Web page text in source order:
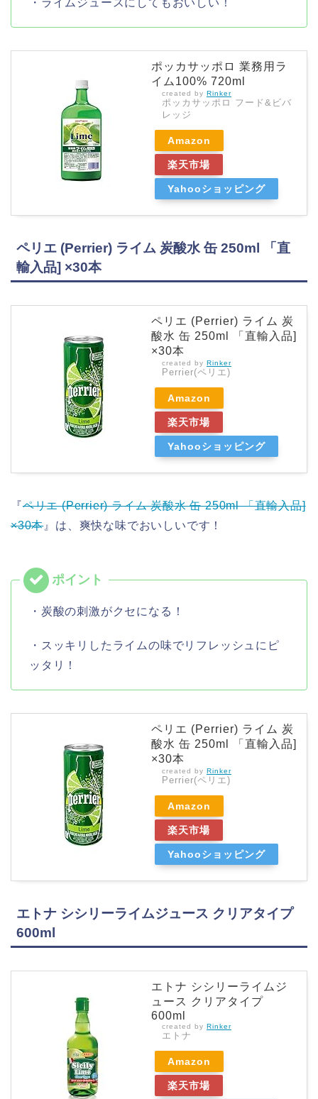
・ライムジュースにしてもおいしい！
ポッカサッポロ 業務用ラ
イム100% 720ml
created by Rinker
ポッカサッポロ フード&ビバ
レッジ
Amazon
楽天市場
Yahooショッピング
ペリエ (Perrier) ライム 炭酸水 缶 250ml 「直
輸入品] ×30本
ペリエ (Perrier) ライム 炭
酸水 缶 250ml 「直輸入品]
×30本
created by Rinker
Perrier(ペリエ)
Amazon
楽天市場
Yahooショッピング
『ペリエ (Perrier) ライム 炭酸水 缶 250ml 「直輸入品]
×30本』は、爽快な味でおいしいです！
・炭酸の刺激がクセになる！
・スッキリしたライムの味でリフレッシュにピ
ッタリ！
ペリエ (Perrier) ライム 炭
酸水 缶 250ml 「直輸入品]
×30本
created by Rinker
Perrier(ペリエ)
Amazon
楽天市場
Yahooショッピング
エトナ シシリーライムジュース クリアタイプ
600ml
エトナ シシリーライムジ
ュース クリアタイプ
600ml
created by Rinker
エトナ
Amazon
楽天市場